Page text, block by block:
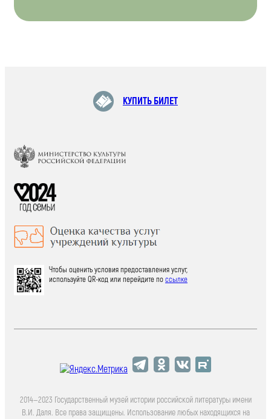
КУПИТЬ БИЛЕТ
Чтобы оценить условия предоставления услуг,
используйте QR-код или перейдите поссылке
2014—2023 Государственный музей истории российской литературы имени
В.И. Даля. Все права защищены. Использование любых находящихся на